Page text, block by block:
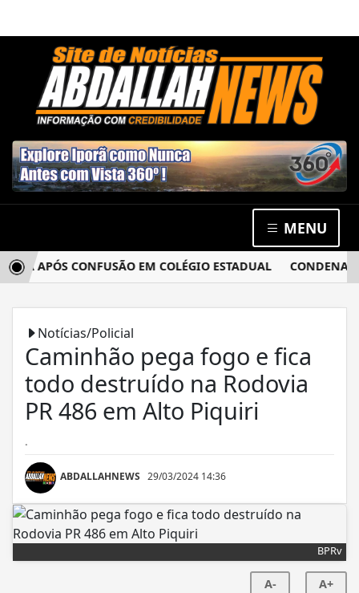
MENU
APÓS CONFUSÃO EM COLÉGIO ESTADUAL CONDENADO
Notícias/Policial
Caminhão pega fogo e fica
todo destruído na Rodovia
PR 486 em Alto Piquiri
.
ABDALLAHNEWS 29/03/2024 14:36
BPRv
A- A+